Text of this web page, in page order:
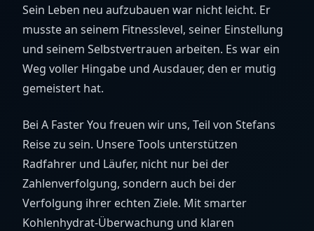
Sein Leben neu aufzubauen war nicht leicht. Er
musste an seinem Fitnesslevel, seiner Einstellung
und seinem Selbstvertrauen arbeiten. Es war ein
Weg voller Hingabe und Ausdauer, den er mutig
gemeistert hat.
Bei A Faster You freuen wir uns, Teil von Stefans
Reise zu sein. Unsere Tools unterstützen
Radfahrer und Läufer, nicht nur bei der
Zahlenverfolgung, sondern auch bei der
Verfolgung ihrer echten Ziele. Mit smarter
Kohlenhydrat-Überwachung und klaren